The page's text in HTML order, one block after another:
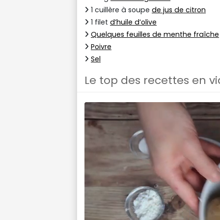
1 cuillère à soupe de jus de citron
1 filet d’huile d’olive
Quelques feuilles de menthe fraîche
Poivre
Sel
Le top des recettes en